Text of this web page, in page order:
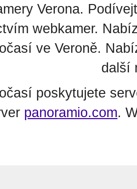
Verona.
webkamer.
ve Veroně.
další
poskytujete
panoramio.com.